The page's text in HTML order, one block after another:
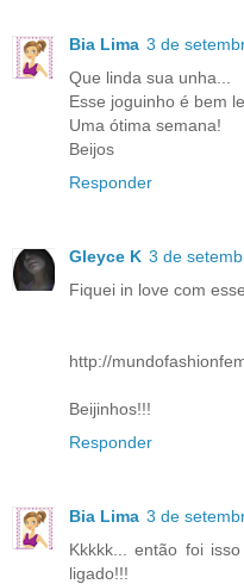
Bia Lima 3 de
Que linda sua unha...
Esse joguinho é bem
Uma ótima semana!
Beijos
Responder
Gleyce K 3 de
Fiquei in love com
http://
Beijinhos!!!
Responder
Bia Lima 3 de
Kkkkk... então foi
ligado!!!